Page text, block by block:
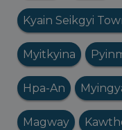
Kyain Seikgyi
Myitkyina
Hpa-An
Magway